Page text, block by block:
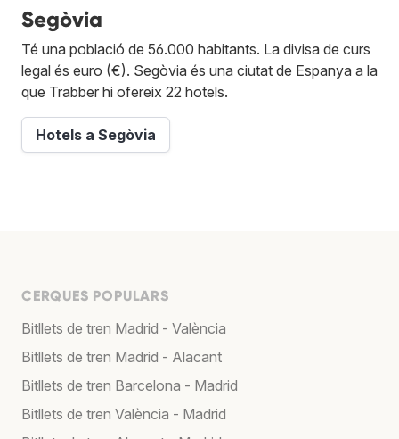
Segòvia
Té una població de 56.000 habitants. La divisa de curs
legal és euro (€). Segòvia és una ciutat de Espanya a la
que Trabber hi ofereix 22 hotels.
Hotels a Segòvia
CERQUES POPULARS
Bitllets de tren Madrid - València
Bitllets de tren Madrid - Alacant
Bitllets de tren Barcelona - Madrid
Bitllets de tren València - Madrid